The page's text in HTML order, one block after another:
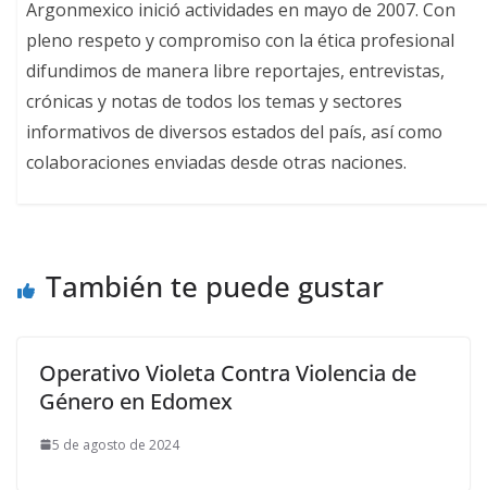
Argonmexico inició actividades en mayo de 2007. Con
pleno respeto y compromiso con la ética profesional
difundimos de manera libre reportajes, entrevistas,
crónicas y notas de todos los temas y sectores
informativos de diversos estados del país, así como
colaboraciones enviadas desde otras naciones.
También te puede gustar
Operativo Violeta Contra Violencia de
Género en Edomex
5 de agosto de 2024